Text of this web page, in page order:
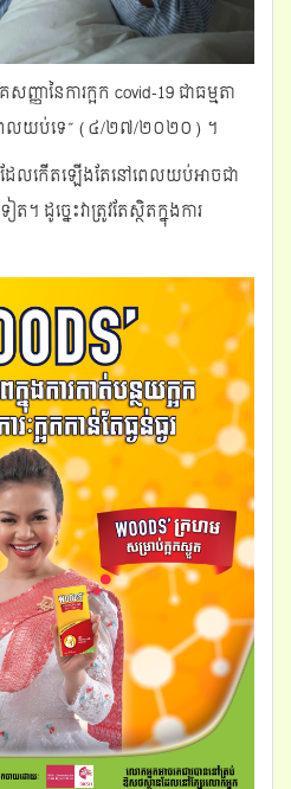
ញានៃការក្អក covid-19 ជាធម្មតា
េលយប់ទេ” (៤/២៧/២០២០) ។
ែលកើតឡើងតែនៅពេលយប់អាចជា
។ ដូច្នេះវាត្រូវតែស្ថិតក្នុងការ